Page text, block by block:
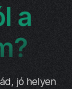
a
jó helyen